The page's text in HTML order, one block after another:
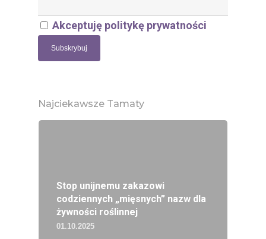
Akceptuję politykę prywatności
Najciekawsze Tamaty
Stop unijnemu zakazowi
codziennych „mięsnych” nazw dla
żywności roślinnej
01.10.2025